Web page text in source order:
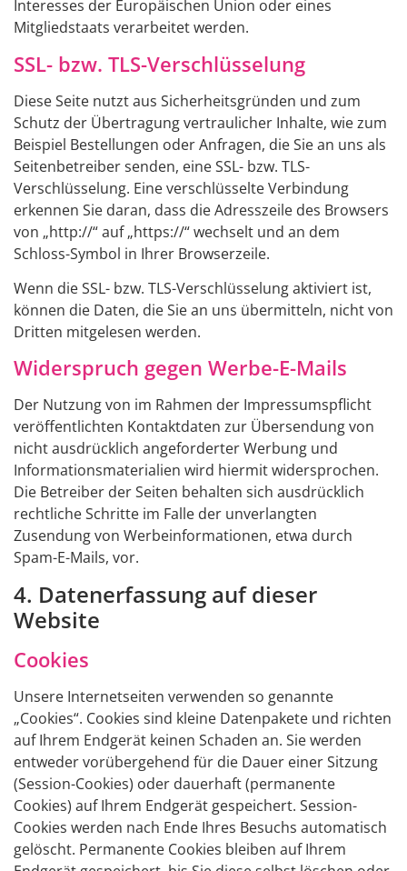
Interesses der Europäischen Union oder eines
Mitgliedstaats verarbeitet werden.
SSL- bzw. TLS-Verschlüsselung
Diese Seite nutzt aus Sicherheitsgründen und zum
Schutz der Übertragung vertraulicher Inhalte, wie zum
Beispiel Bestellungen oder Anfragen, die Sie an uns als
Seitenbetreiber senden, eine SSL- bzw. TLS-
Verschlüsselung. Eine verschlüsselte Verbindung
erkennen Sie daran, dass die Adresszeile des Browsers
von „http://“ auf „https://“ wechselt und an dem
Schloss-Symbol in Ihrer Browserzeile.
Wenn die SSL- bzw. TLS-Verschlüsselung aktiviert ist,
können die Daten, die Sie an uns übermitteln, nicht von
Dritten mitgelesen werden.
Widerspruch gegen Werbe-E-Mails
Der Nutzung von im Rahmen der Impressumspflicht
veröffentlichten Kontaktdaten zur Übersendung von
nicht ausdrücklich angeforderter Werbung und
Informationsmaterialien wird hiermit widersprochen.
Die Betreiber der Seiten behalten sich ausdrücklich
rechtliche Schritte im Falle der unverlangten
Zusendung von Werbeinformationen, etwa durch
Spam-E-Mails, vor.
4. Datenerfassung auf dieser
Website
Cookies
Unsere Internetseiten verwenden so genannte
„Cookies“. Cookies sind kleine Datenpakete und richten
auf Ihrem Endgerät keinen Schaden an. Sie werden
entweder vorübergehend für die Dauer einer Sitzung
(Session-Cookies) oder dauerhaft (permanente
Cookies) auf Ihrem Endgerät gespeichert. Session-
Cookies werden nach Ende Ihres Besuchs automatisch
gelöscht. Permanente Cookies bleiben auf Ihrem